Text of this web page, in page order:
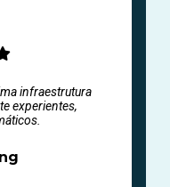
infraestrutura
experientes,